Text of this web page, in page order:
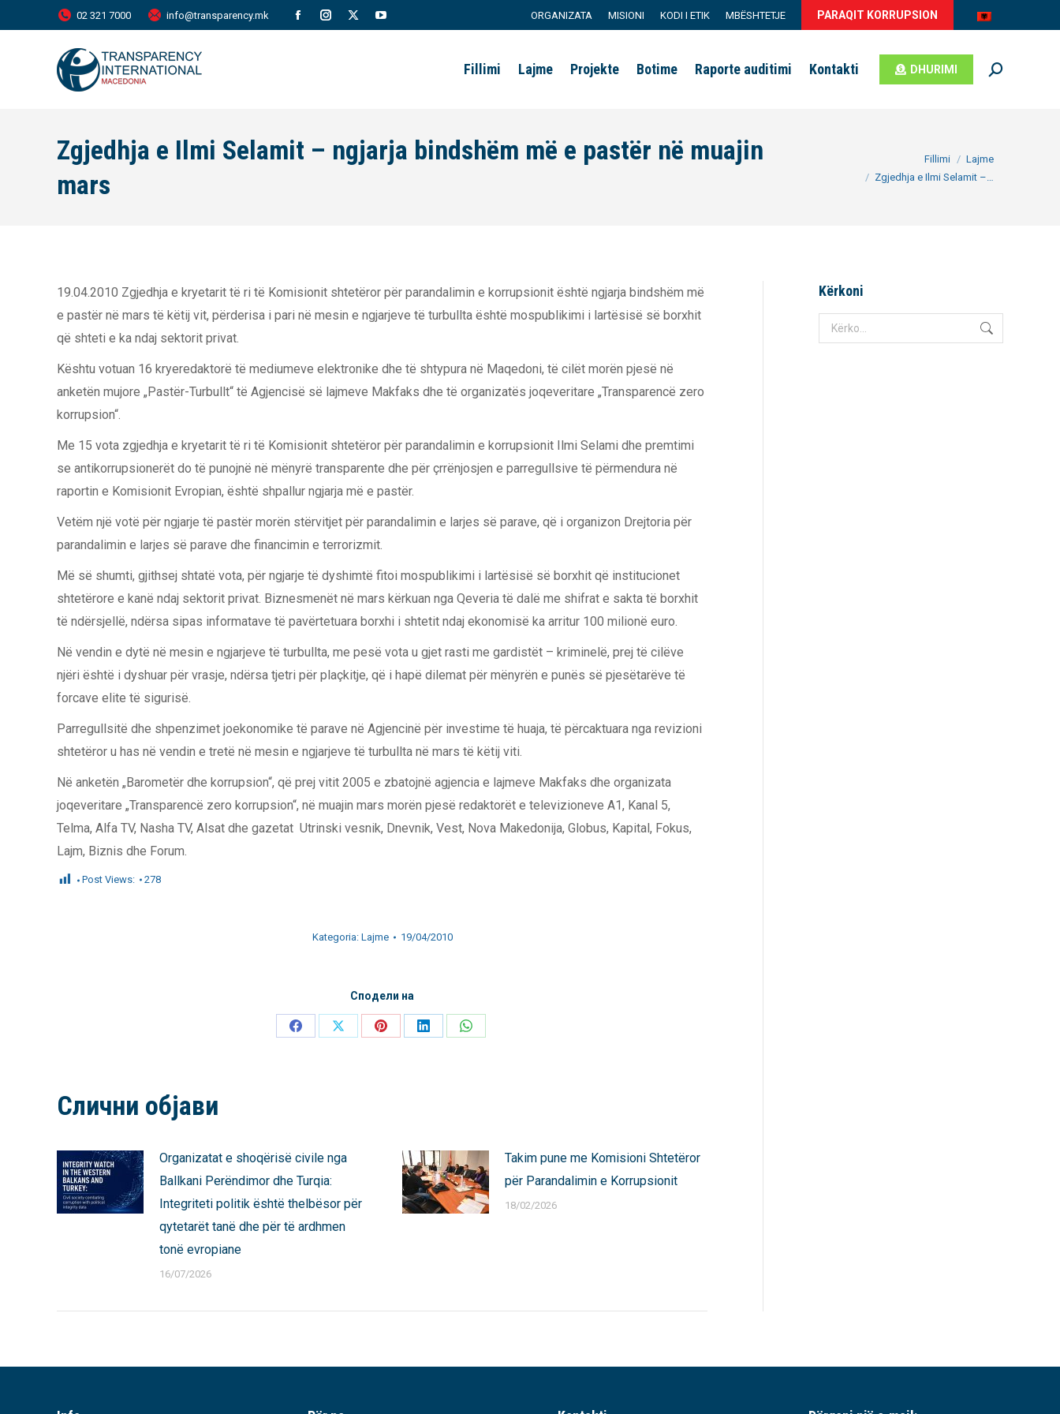
02 321 7000 info@transparency.mk
Facebook
window
Instagram
window
X
window
YouTube
window
ORGANIZATA MISIONI KODI I ETIK MBËSHTETJE PARAQIT KORRUPSION
Fillimi Lajme Projekte Botime Raporte auditimi Kontakti DHURIMI Search:
Zgjedhja e Ilmi Selamit – ngjarja bindshëm më e pastër në muajin
mars
Fillimi
Lajme
Zgjedhja e Ilmi Selamit –…
19.04.2010 Zgjedhja e kryetarit të ri të Komisionit shtetëror për parandalimin e korrupsionit është ngjarja bindshëm më
e pastër në mars të këtij vit, përderisa i pari në mesin e ngjarjeve të turbullta është mospublikimi i lartësisë së borxhit
që shteti e ka ndaj sektorit privat.
Kështu votuan 16 kryeredaktorë të mediumeve elektronike dhe të shtypura në Maqedoni, të cilët morën pjesë në
anketën mujore „Pastër-Turbullt“ të Agjencisë së lajmeve Makfaks dhe të organizatës joqeveritare „Transparencë zero
korrupsion“.
Me 15 vota zgjedhja e kryetarit të ri të Komisionit shtetëror për parandalimin e korrupsionit Ilmi Selami dhe premtimi
se antikorrupsionerët do të punojnë në mënyrë transparente dhe për çrrënjosjen e parregullsive të përmendura në
raportin e Komisionit Evropian, është shpallur ngjarja më e pastër.
Vetëm një votë për ngjarje të pastër morën stërvitjet për parandalimin e larjes së parave, që i organizon Drejtoria për
parandalimin e larjes së parave dhe financimin e terrorizmit.
Më së shumti, gjithsej shtatë vota, për ngjarje të dyshimtë fitoi mospublikimi i lartësisë së borxhit që institucionet
shtetërore e kanë ndaj sektorit privat. Biznesmenët në mars kërkuan nga Qeveria të dalë me shifrat e sakta të borxhit
të ndërsjellë, ndërsa sipas informatave të pavërtetuara borxhi i shtetit ndaj ekonomisë ka arritur 100 milionë euro.
Në vendin e dytë në mesin e ngjarjeve të turbullta, me pesë vota u gjet rasti me gardistët – kriminelë, prej të cilëve
njëri është i dyshuar për vrasje, ndërsa tjetri për plaçkitje, që i hapë dilemat për mënyrën e punës së pjesëtarëve të
forcave elite të sigurisë.
Parregullsitë dhe shpenzimet joekonomike të parave në Agjencinë për investime të huaja, të përcaktuara nga revizioni
shtetëror u has në vendin e tretë në mesin e ngjarjeve të turbullta në mars të këtij viti.
Në anketën „Barometër dhe korrupsion“, që prej vitit 2005 e zbatojnë agjencia e lajmeve Makfaks dhe organizata
joqeveritare „Transparencë zero korrupsion“, në muajin mars morën pjesë redaktorët e televizioneve А1, Kanal 5,
Telma, Alfa TV, Nasha TV, Alsat dhe gazetat Utrinski vesnik, Dnevnik, Vest, Nova Makedonija, Globus, Kapital, Fokus,
Lajm, Biznis dhe Forum.
Post Views: 278
Kategoria: Lajme 19/04/2010
Сподели на
Share
Share
Share
Share
Share
Слични објави
Organizatat e shoqërisë civile nga
Ballkani Perëndimor dhe Turqia:
Integriteti politik është thelbësor për
qytetarët tanë dhe për të ardhmen
tonë evropiane
16/07/2026
Takim pune me Komisioni Shtetëror
për Parandalimin e Korrupsionit
18/02/2026
Kërkoni
Search: